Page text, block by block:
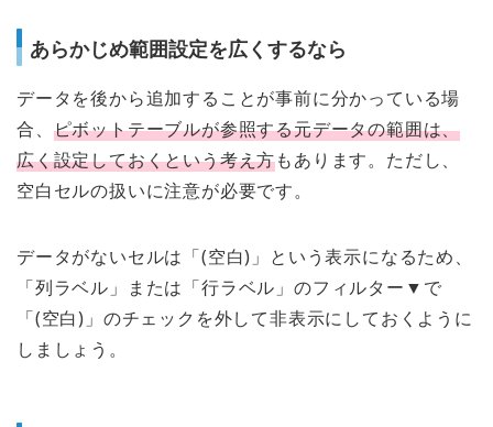
あらかじめ範囲設定を広くするなら
データを後から追加することが事前に分かっている場
合、 ピボットテーブルが参照する元データの範囲は、
広く設定しておくという考え方もあります。ただし、
空白セルの扱いに注意が必要です。
データがないセルは「(空白)」という表示になるため、
「列ラベル」または「行ラベル」のフィルター▼で
「(空白)」のチェックを外して非表示にしておくように
しましょう。